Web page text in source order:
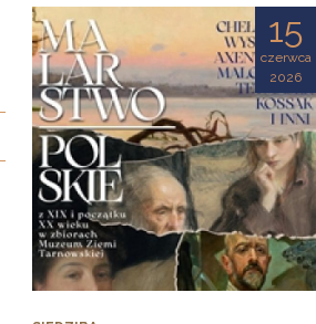
15
czerwca
2026